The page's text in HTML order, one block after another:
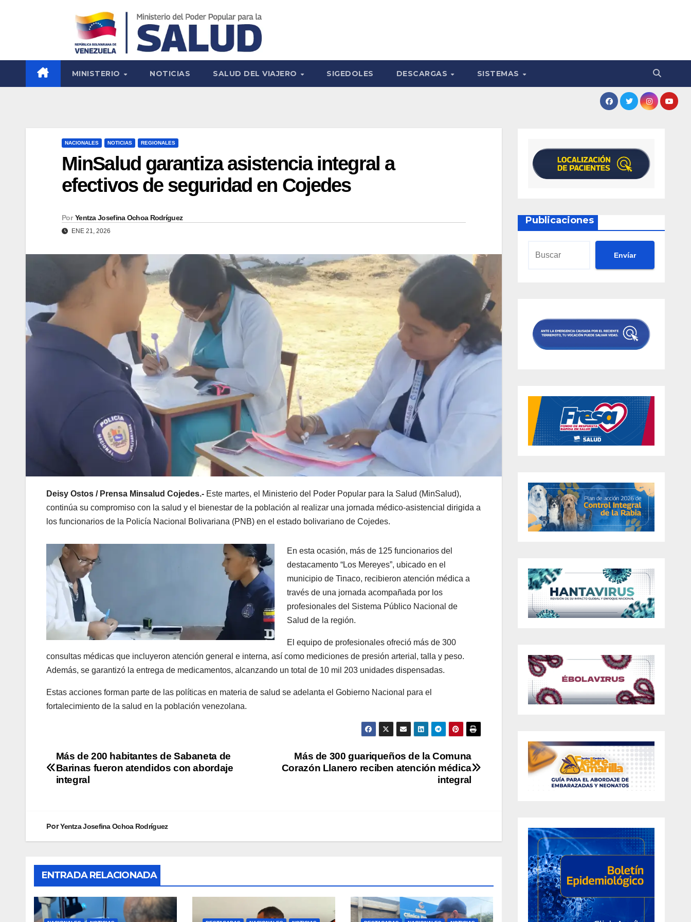
MINISTERIO NOTICIAS SALUD DEL VIAJERO SIGEDOLES DESCARGAS SISTEMAS
NACIONALES NOTICIAS REGIONALES
MinSalud garantiza asistencia integral a
efectivos de seguridad en Cojedes
Por Yentza Josefina Ochoa Rodríguez
ENE 21, 2026
Deisy Ostos / Prensa Minsalud Cojedes.- Este martes, el Ministerio del Poder Popular para la Salud (MinSalud),
continúa su compromiso con la salud y el bienestar de la población al realizar una jornada médico-asistencial dirigida a
los funcionarios de la Policía Nacional Bolivariana (PNB) en el estado bolivariano de Cojedes.
En esta ocasión, más de 125 funcionarios del
destacamento “Los Mereyes”, ubicado en el
municipio de Tinaco, recibieron atención médica a
través de una jornada acompañada por los
profesionales del Sistema Público Nacional de
Salud de la región.
El equipo de profesionales ofreció más de 300
consultas médicas que incluyeron atención general e interna, así como mediciones de presión arterial, talla y peso.
Además, se garantizó la entrega de medicamentos, alcanzando un total de 10 mil 203 unidades dispensadas.
Estas acciones forman parte de las políticas en materia de salud se adelanta el Gobierno Nacional para el
fortalecimiento de la salud en la población venezolana.
Más de 300 guariqueños de la Comuna
Corazón Llanero reciben atención médica
integral
Más de 200 habitantes de Sabaneta de
Barinas fueron atendidos con abordaje
integral
PorYentza Josefina Ochoa Rodríguez
ENTRADA RELACIONADA
Publicaciones
Envíar